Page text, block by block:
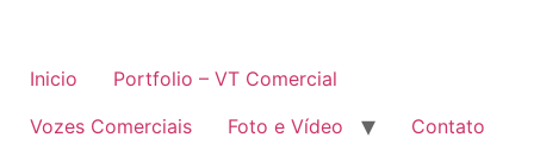
Inicio
Portfolio – VT Comercial
Vozes Comerciais
Foto e Vídeo Contato